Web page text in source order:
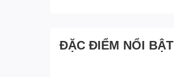
ĐẶC ĐIỂM NỔI BẬT